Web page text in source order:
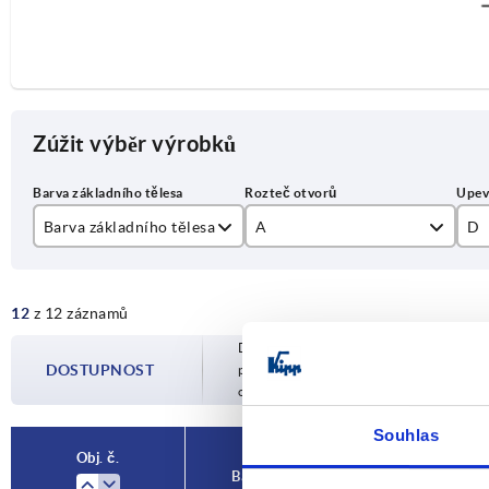
Souhlas
Zúžit výběr výrobků
Barva základního tělesa
černá
A
100
120
D
12 z 12 záznamů
DOSTUPNOST
Dostupnost je aktualizována několikrát
potvrzeném datu odeslání budete
objednávky.
Obj. č.
Barva základního tělesa